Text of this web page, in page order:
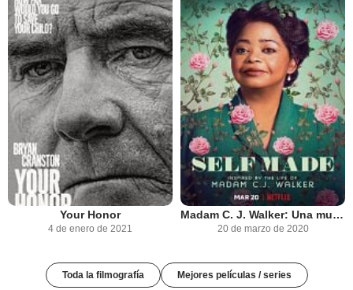
Your Honor
4 de enero de 2021
Madam C. J. Walker: Una mujer hecha a sí misma
20 de marzo de 2020
Toda la filmografía Mejores películas / series